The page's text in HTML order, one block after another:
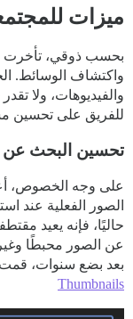
ميزات
واكتشاف الوسائط.
للفريق على تحسين
تحسين البحث عن
على وجه الخصوص،
الصور الفعلية عند
حاليًا، فإنه يعيد
عن الصور محبطًا
بعد بضع سنوات، قمت
Thumbnails